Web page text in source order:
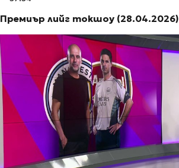
Премиър лийг токшоу (28.04.2026)